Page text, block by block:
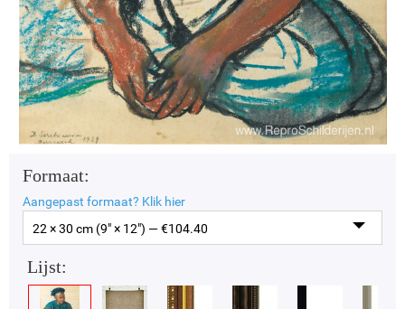
Formaat:
Aangepast formaat? Klik hier
22 × 30 cm (9" × 12") — €104.40
Lijst: